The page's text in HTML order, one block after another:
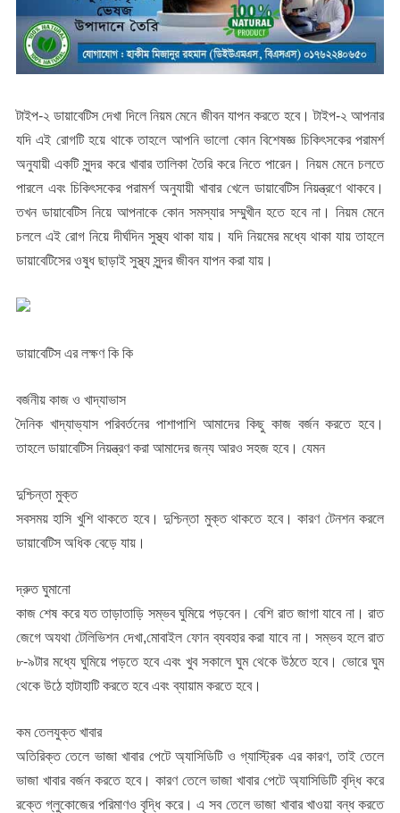
টাইপ-২ ডায়াবেটিস দেখা দিলে নিয়ম মেনে জীবন যাপন করতে হবে। টাইপ-২ আপনার
যদি এই রোগটি হয়ে থাকে তাহলে আপনি ভালো কোন বিশেষজ্ঞ চিকিৎসকের পরামর্শ
অনুযায়ী একটি সুন্দর করে খাবার তালিকা তৈরি করে নিতে পারেন। নিয়ম মেনে চলতে
পারলে এবং চিকিৎসকের পরামর্শ অনুযায়ী খাবার খেলে ডায়াবেটিস নিয়ন্ত্রণে থাকবে।
তখন ডায়াবেটিস নিয়ে আপনাকে কোন সমস্যার সম্মুখীন হতে হবে না। নিয়ম মেনে
চললে এই রোগ নিয়ে দীর্ঘদিন সুস্থ্য থাকা যায়। যদি নিয়মের মধ্যে থাকা যায় তাহলে
ডায়াবেটিসের ওষুধ ছাড়াই সুস্থ্য সুন্দর জীবন যাপন করা যায়।
ডায়াবেটিস এর লক্ষণ কি কি
বর্জনীয় কাজ ও খাদ্যাভাস
দৈনিক খাদ্যাভ্যাস পরিবর্তনের পাশাপাশি আমাদের কিছু কাজ বর্জন করতে হবে।
তাহলে ডায়াবেটিস নিয়ন্ত্রণ করা আমাদের জন্য আরও সহজ হবে। যেমন
দুশ্চিন্তা মুক্ত
সবসময় হাসি খুশি থাকতে হবে। দুশ্চিন্তা মুক্ত থাকতে হবে। কারণ টেনশন করলে
ডায়াবেটিস অধিক বেড়ে যায়।
দ্রুত ঘুমানো
কাজ শেষ করে যত তাড়াতাড়ি সম্ভব ঘুমিয়ে পড়বেন। বেশি রাত জাগা যাবে না। রাত
জেগে অযথা টেলিভিশন দেখা,মোবাইল ফোন ব্যবহার করা যাবে না। সম্ভব হলে রাত
৮-৯টার মধ্যে ঘুমিয়ে পড়তে হবে এবং খুব সকালে ঘুম থেকে উঠতে হবে। ভোরে ঘুম
থেকে উঠে হাটাহাটি করতে হবে এবং ব্যায়াম করতে হবে।
কম তেলযুক্ত খাবার
অতিরিক্ত তেলে ভাজা খাবার পেটে অ্যাসিডিটি ও গ্যাস্ট্রিক এর কারণ, তাই তেলে
ভাজা খাবার বর্জন করতে হবে। কারণ তেলে ভাজা খাবার পেটে অ্যাসিডিটি বৃদ্ধি করে
রক্তে গ্লুকোজের পরিমাণও বৃদ্ধি করে। এ সব তেলে ভাজা খাবার খাওয়া বন্ধ করতে